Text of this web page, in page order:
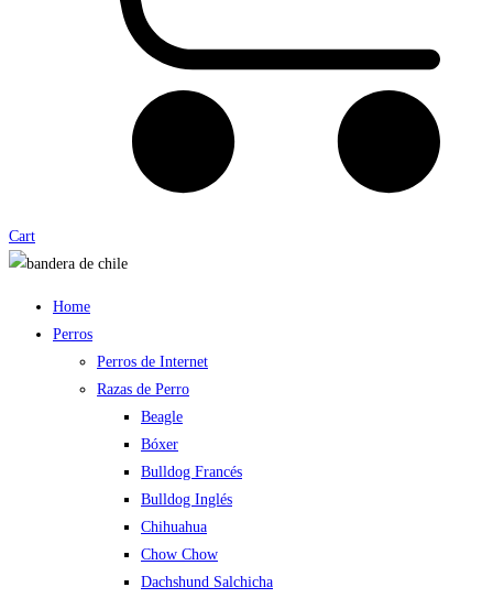
Cart
Home
Perros
Perros de Internet
Razas de Perro
Beagle
Bóxer
Bulldog Francés
Bulldog Inglés
Chihuahua
Chow Chow
Dachshund Salchicha